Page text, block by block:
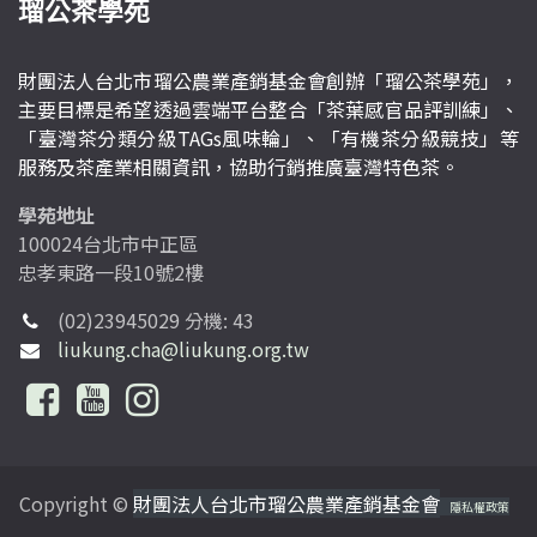
瑠公茶學苑
財團法人台北市瑠公農業產銷基金會創辦「瑠公茶學苑」，
主要目標是希望透過雲端平台整合「茶葉感官品評訓練」、
「臺灣茶分類分級TAGs風味輪」、「有機茶分級競技」等
服務及茶產業相關資訊，協助行銷推廣臺灣特色茶。
學苑地址
100024台北市中正區
忠孝東路一段10號2樓
(02)23945029 分機: 43
liukung.cha@liukung.org.tw
Copyright © 財團法人台北市瑠公農業產銷基金會 隱私權政策